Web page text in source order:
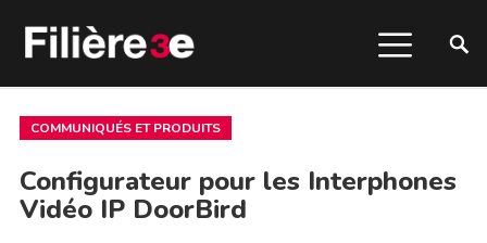
COMMUNIQUÉS ET PRODUITS
Configurateur pour les Interphones
Vidéo IP DoorBird